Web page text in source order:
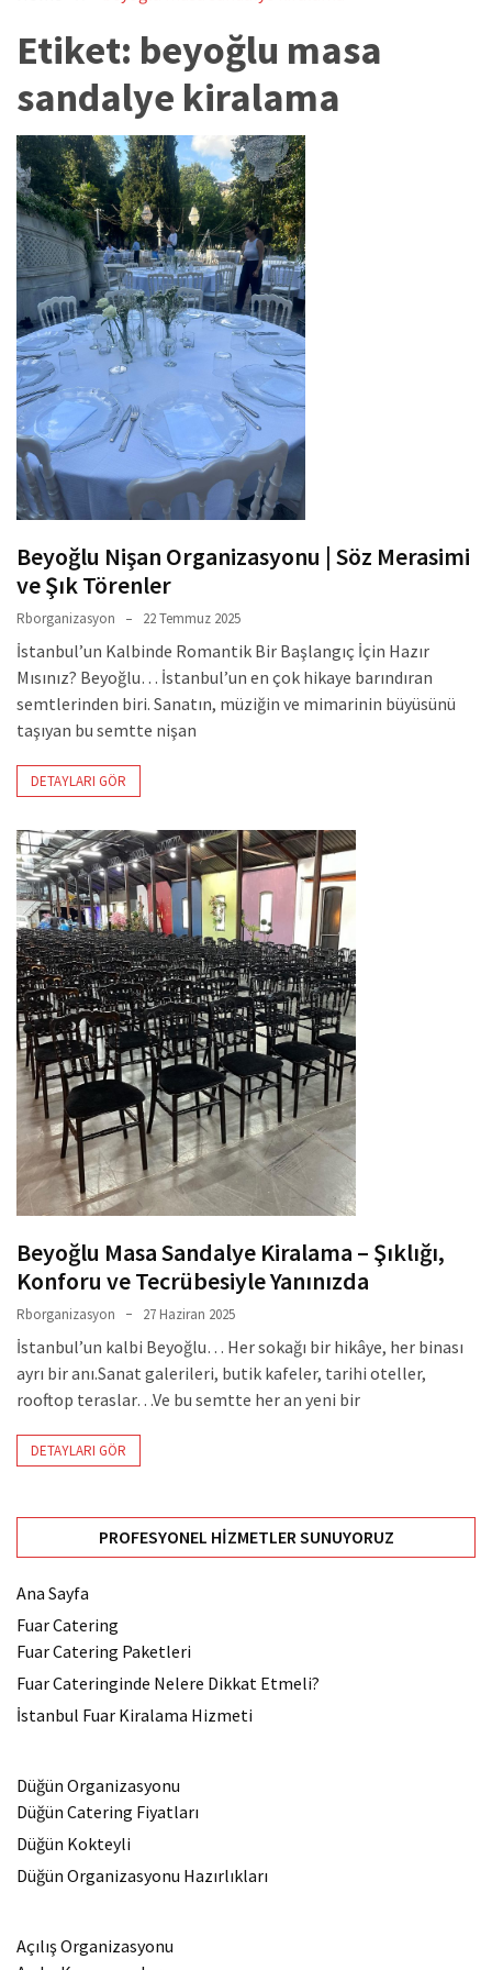
Etiket: beyoğlu masa
sandalye kiralama
Beyoğlu Nişan Organizasyonu | Söz Merasimi
ve Şık Törenler
Rborganizasyon 22 Temmuz 2025
İstanbul’un Kalbinde Romantik Bir Başlangıç İçin Hazır
Mısınız? Beyoğlu… İstanbul’un en çok hikaye barındıran
semtlerinden biri. Sanatın, müziğin ve mimarinin büyüsünü
taşıyan bu semtte nişan
DETAYLARI GÖR
Beyoğlu Masa Sandalye Kiralama – Şıklığı,
Konforu ve Tecrübesiyle Yanınızda
Rborganizasyon 27 Haziran 2025
İstanbul’un kalbi Beyoğlu… Her sokağı bir hikâye, her binası
ayrı bir anı.Sanat galerileri, butik kafeler, tarihi oteller,
rooftop teraslar…Ve bu semtte her an yeni bir
DETAYLARI GÖR
PROFESYONEL HIZMETLER SUNUYORUZ
Ana Sayfa
Fuar Catering
Fuar Catering Paketleri
Fuar Cateringinde Nelere Dikkat Etmeli?
İstanbul Fuar Kiralama Hizmeti
Düğün Organizasyonu
Düğün Catering Fiyatları
Düğün Kokteyli
Düğün Organizasyonu Hazırlıkları
Açılış Organizasyonu